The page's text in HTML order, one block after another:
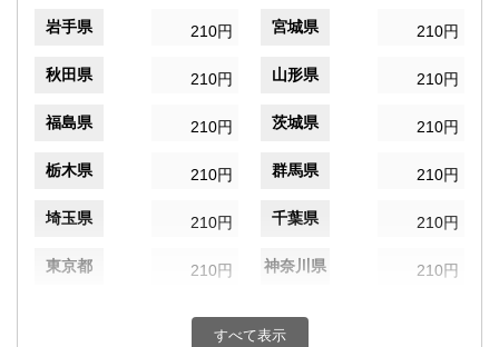
岩手県 210円 宮城県 210円
秋田県 210円 山形県 210円
福島県 210円 茨城県 210円
栃木県 210円 群馬県 210円
埼玉県 210円 千葉県 210円
東京都 210円 神奈川県 210円
210円 富山県
すべて表示